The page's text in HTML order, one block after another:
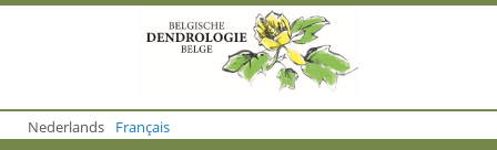
o
m
Nederlands Français